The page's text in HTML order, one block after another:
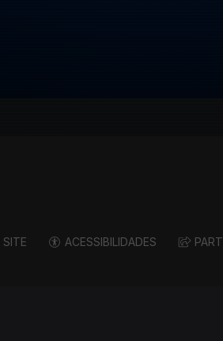
SITE ACESSIBILIDADES